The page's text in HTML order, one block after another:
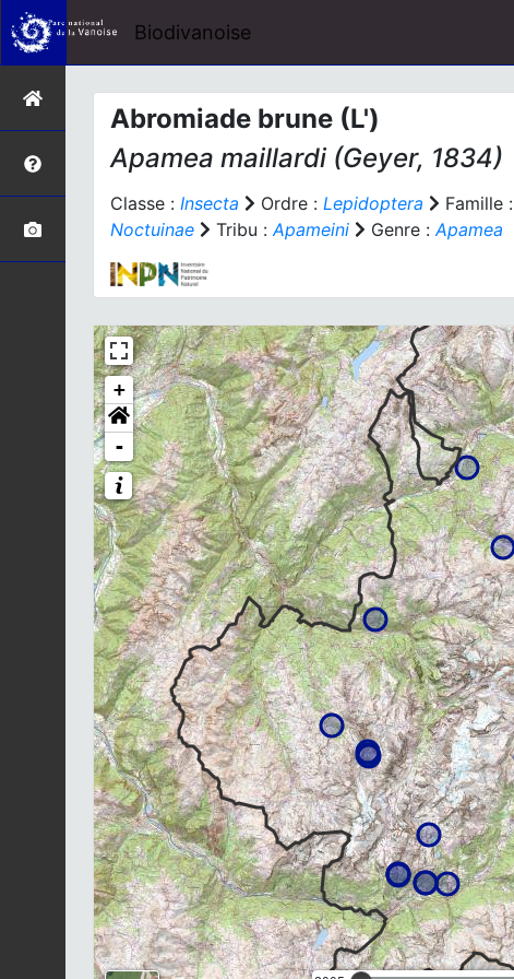
Biodivanoise
Abromiade brune (L')
Apamea maillardi(Geyer, 1834)
Classe : Insecta Ordre : Lepidoptera Famille :
Noctuinae
Tribu :Apameini Genre :Apamea
+
-